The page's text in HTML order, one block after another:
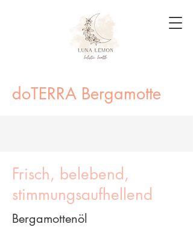
doTERRA Bergamotte
Frisch, belebend,
stimmungsaufhellend
Bergamottenöl